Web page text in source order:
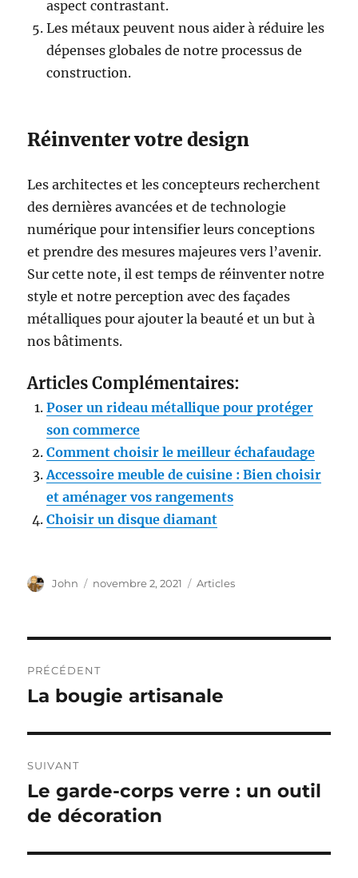
aspect contrastant.
Les métaux peuvent nous aider à réduire les
dépenses globales de notre processus de
construction.
Réinventer votre design
Les architectes et les concepteurs recherchent
des dernières avancées et de technologie
numérique pour intensifier leurs conceptions
et prendre des mesures majeures vers l’avenir.
Sur cette note, il est temps de réinventer notre
style et notre perception avec des façades
métalliques pour ajouter la beauté et un but à
nos bâtiments.
Articles Complémentaires:
Poser un rideau métallique pour protéger
son commerce
Comment choisir le meilleur échafaudage
Accessoire meuble de cuisine : Bien choisir
et aménager vos rangements
Choisir un disque diamant
Auteur
John
Publié
novembre 2, 2021 Catégories
Articles
de
PRÉCÉDENT
Publication
La bougie artisanale
SUIVANT
Publication
suivante :
Le garde-corps verre : un outil
de décoration